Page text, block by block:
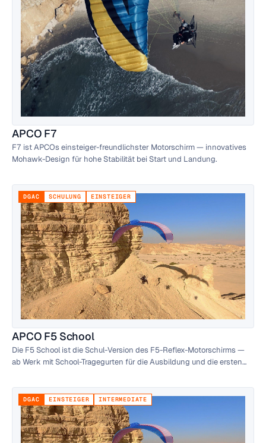
APCO F7
F7 ist APCOs einsteiger-freundlichster Motorschirm — innovatives
Mohawk-Design für hohe Stabilität bei Start und Landung.
DGAC SCHULUNG EINSTEIGER
APCO F5 School
Die F5 School ist die Schul-Version des F5-Reflex-Motorschirms —
ab Werk mit School-Tragegurten für die Ausbildung und die ersten
einfaches Groundhandling und ruhiges Start- und Landeverhalten
für Flugschüler ausgelegt.
DGAC EINSTEIGER INTERMEDIATE